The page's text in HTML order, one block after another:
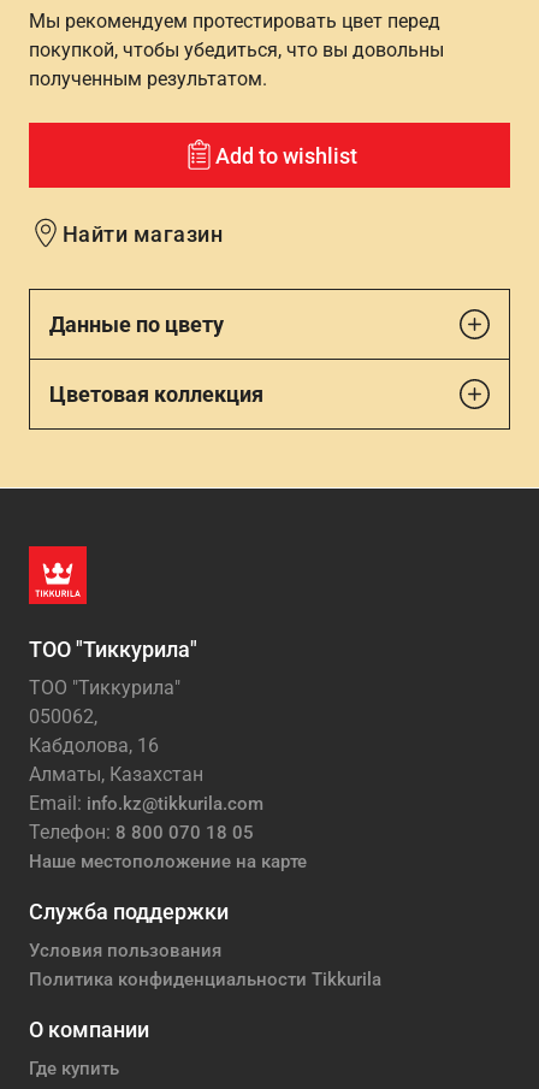
Мы рекомендуем протестировать цвет перед
покупкой, чтобы убедиться, что вы довольны
полученным результатом.
Add to wishlist
Найти магазин
Данные по цвету
Цветовая коллекция
ТОО "Тиккурила"
ТОО "Тиккурила"
050062,
Кабдолова, 16
Алматы, Казахстан
Email: info.kz@tikkurila.com
Телефон: 8 800 070 18 05
Наше местоположение на карте
Служба поддержки
Условия пользования
Политика конфиденциальности Tikkurila
О компании
Где купить